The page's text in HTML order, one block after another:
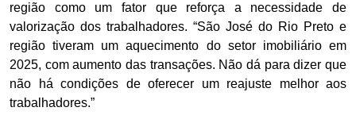
região como um fator que reforça a necessidade de
valorização dos trabalhadores. “São José do Rio Preto e
região tiveram um aquecimento do setor imobiliário em
2025, com aumento das transações. Não dá para dizer que
não há condições de oferecer um reajuste melhor aos
trabalhadores.”